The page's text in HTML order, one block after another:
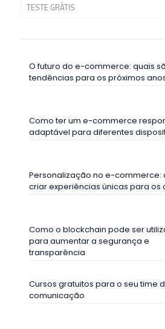
TESTE GRÁTIS
O futuro do e-commerce: quais
tendências para os próximos
Como ter um e-commerce
adaptável para diferentes
Personalização no e-commerce:
criar experiências únicas para os
Como o blockchain pode ser
para aumentar a segurança e
transparência
Cursos gratuitos para o seu time
comunicação